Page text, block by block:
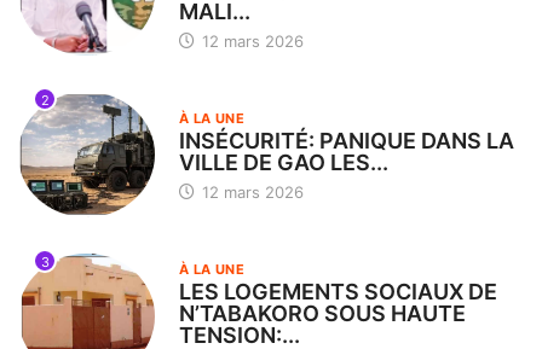
MALI...
12 mars 2026
2
À LA UNE
INSÉCURITÉ: PANIQUE DANS LA
VILLE DE GAO LES...
12 mars 2026
3 À LA UNE
LES LOGEMENTS SOCIAUX DE
N’TABAKORO SOUS HAUTE
TENSION:...